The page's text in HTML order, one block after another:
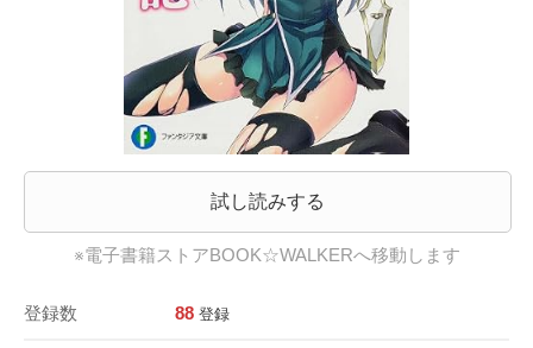
試し読みする
※電子書籍ストアBOOK☆WALKERへ移動します
登録数 88 登録